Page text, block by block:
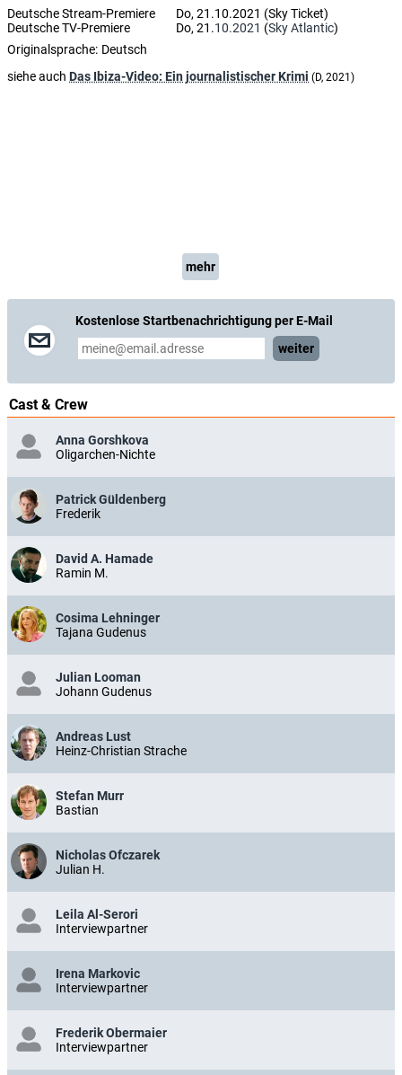
Deutsche Stream-Premiere
Do, 21.10.2021 (Sky Ticket)
Deutsche TV-Premiere
Do, 21.10.2021 (Sky Atlantic)
Originalsprache: Deutsch
siehe auch Das Ibiza-Video: Ein journalistischer Krimi (D, 2021)
mehr
Kostenlose Startbenachrichtigung per E-Mail
weiter
Cast & Crew
Anna Gorshkova
Oligarchen-Nichte
Patrick Güldenberg
Frederik
David A. Hamade
Ramin M.
Cosima Lehninger
Tajana Gudenus
Julian Looman
Johann Gudenus
Andreas Lust
Heinz-Christian Strache
Stefan Murr
Bastian
Nicholas Ofczarek
Julian H.
Leila Al-Serori
Interviewpartner
Irena Markovic
Interviewpartner
Frederik Obermaier
Interviewpartner